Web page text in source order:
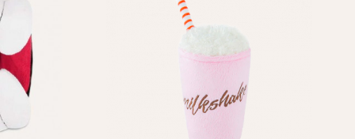
пароль
Зареєструватися